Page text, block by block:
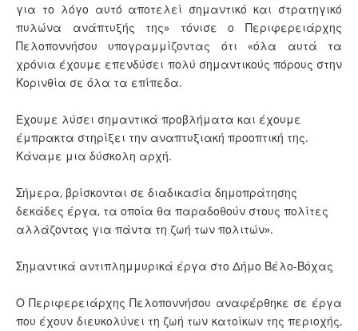
για το λόγο αυτό αποτελεί σημαντικό και στρατηγικό
πυλώνα ανάπτυξής της» τόνισε ο Περιφερειάρχης
Πελοποννήσου υπογραμμίζοντας ότι «όλα αυτά τα
χρόνια έχουμε επενδύσει πολύ σημαντικούς πόρους στην
Κορινθία σε όλα τα επίπεδα.
Έχουμε λύσει σημαντικά προβλήματα και έχουμε
έμπρακτα στηρίξει την αναπτυξιακή προοπτική της.
Κάναμε μια δύσκολη αρχή.
Σήμερα, βρίσκονται σε διαδικασία δημοπράτησης
δεκάδες έργα, τα οποία θα παραδοθούν στους πολίτες
αλλάζοντας για πάντα τη ζωή των πολιτών».
Σημαντικά αντιπλημμυρικά έργα στο Δήμο Βέλο-Βόχας
Ο Περιφερειάρχης Πελοποννήσου αναφέρθηκε σε έργα
που έχουν διευκολύνει τη ζωή των κατοίκων της περιοχής,